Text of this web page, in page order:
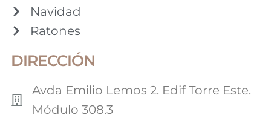
Navidad
Ratones
DIRECCIÓN
Avda Emilio Lemos 2. Edif Torre Este.
Módulo 308.3